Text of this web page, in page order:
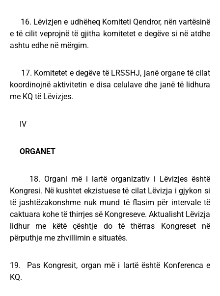
16. Lëvizjen e udhëheq Komiteti Qendror, nën vartësinë
e të cilit veprojnë të gjitha komitetet e degëve si në atdhe
ashtu edhe në mërgim.
17. Komitetet e degëve të LRSSHJ, janë organe të cilat
koordinojnë aktivitetin e disa celulave dhe janë të lidhura
me KQ të Lëvizjes.
IV
ORGANET
18. Organi më i lartë organizativ i Lëvizjes është
Kongresi. Në kushtet ekzistuese të cilat Lëvizja i gjykon si
të jashtëzakonshme nuk mund të flasim për intervale të
caktuara kohe të thirrjes së Kongreseve. Aktualisht Lëvizja
lidhur me këtë çështje do të thërras Kongreset në
përputhje me zhvillimin e situatës.
19. Pas Kongresit, organ më i lartë është Konferenca e
KQ.